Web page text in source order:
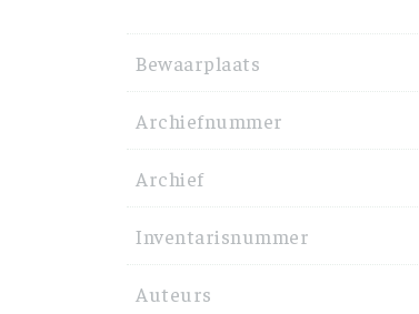
Bewaarplaats
Archiefnummer
Archief
Inventarisnummer
Auteurs